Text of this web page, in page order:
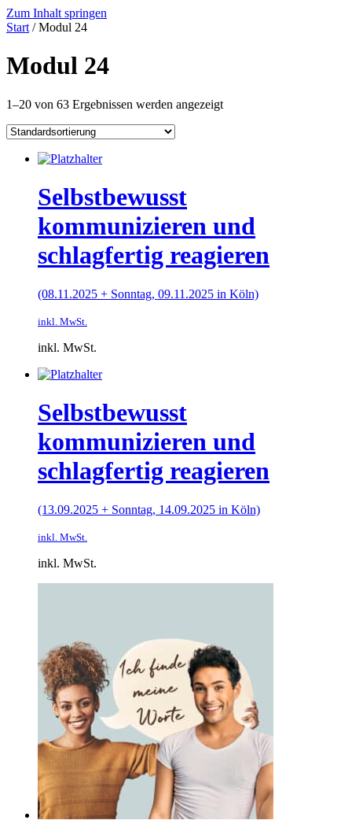
Zum Inhalt springen
Start / Modul 24
Modul 24
1–20 von 63 Ergebnissen werden angezeigt
Selbstbewusst
kommunizieren und
schlagfertig reagieren
(08.11.2025 + Sonntag, 09.11.2025 in Köln)
inkl. MwSt.
inkl. MwSt.
Selbstbewusst
kommunizieren und
schlagfertig reagieren
(13.09.2025 + Sonntag, 14.09.2025 in Köln)
inkl. MwSt.
inkl. MwSt.